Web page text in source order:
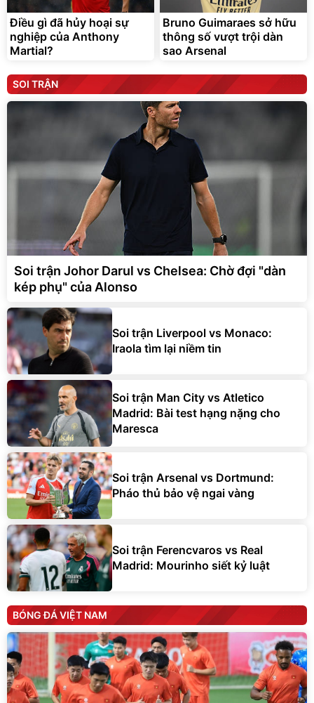
Điều gì đã hủy hoại sự
nghiệp của Anthony
Martial?
Bruno Guimaraes sở hữu
thông số vượt trội dàn
sao Arsenal
SOI TRẬN
Soi trận Johor Darul vs Chelsea: Chờ đợi "dàn
kép phụ" của Alonso
Soi trận Liverpool vs Monaco:
Iraola tìm lại niềm tin
Soi trận Man City vs Atletico
Madrid: Bài test hạng nặng cho
Maresca
Soi trận Arsenal vs Dortmund:
Pháo thủ bảo vệ ngai vàng
Soi trận Ferencvaros vs Real
Madrid: Mourinho siết kỷ luật
BÓNG ĐÁ VIỆT NAM